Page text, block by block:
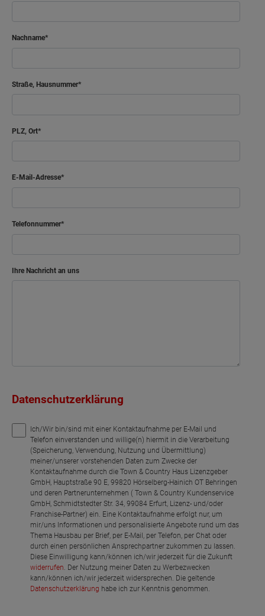
Nachname
Straße, Hausnummer
PLZ, Ort
E-Mail-Adresse
Telefonnummer
Ihre Nachricht an uns
Datenschutzerklärung
Ich/Wir bin/sind mit einer Kontaktaufnahme per E-Mail und
Telefon einverstanden und willige(n) hiermit in die Verarbeitung
(Speicherung, Verwendung, Nutzung und Übermittlung)
meiner/unserer vorstehenden Daten zum Zwecke der
Kontaktaufnahme durch die Town & Country Haus Lizenzgeber
GmbH, Hauptstraße 90 E, 99820 Hörselberg-Hainich OT Behringen
und deren Partnerunternehmen ( Town & Country Kundenservice
GmbH, Schmidtstedter Str. 34, 99084 Erfurt, Lizenz- und/oder
Franchise-Partner) ein. Eine Kontaktaufnahme erfolgt nur, um
mir/uns Informationen und personalisierte Angebote rund um das
Thema Hausbau per Brief, per E-Mail, per Telefon, per Chat oder
durch einen persönlichen Ansprechpartner zukommen zu lassen.
Diese Einwilligung kann/können ich/wir jederzeit für die Zukunft
widerrufen . Der Nutzung meiner Daten zu Werbezwecken
kann/können ich/wir jederzeit widersprechen. Die geltende
Datenschutzerklärung habe ich zur Kenntnis genommen.